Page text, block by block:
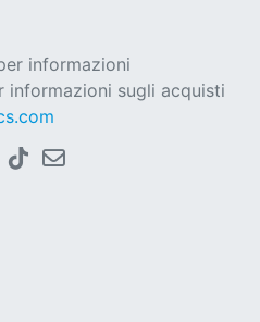
informazioni
informazioni sugli acquisti